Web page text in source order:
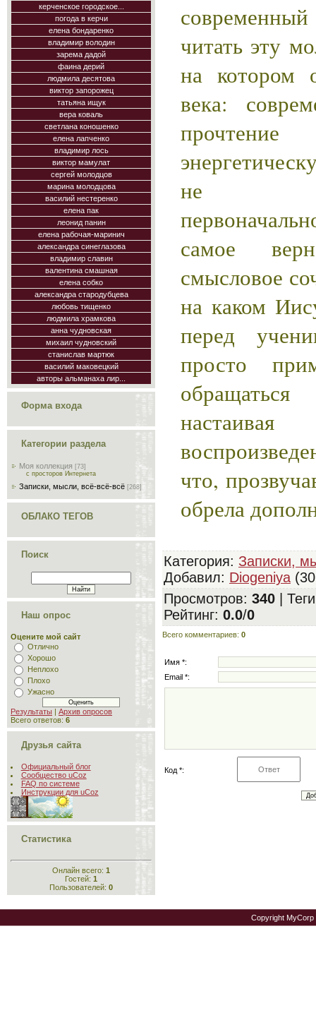
керченское городское...
погода в керчи
елена бондаренко
владимир володин
зарема дадой
фаина дерий
людмила десятова
виктор запорожец
татьяна ищук
вера коваль
светлана коношенко
елена лапченко
владимир лось
виктор мамулат
сергей молодцов
марина молодцова
василий нестеренко
елена пак
леонид панин
елена рабочая-маринич
александра синеглазова
владимир славин
валентина смашная
елена собко
александра стародубцева
любовь тищенко
людмила храмкова
анна чудновская
михаил чудновский
станислав мартюк
василий маковецкий
авторы альманаха лир...
Форма входа
Категории раздела
Моя коллекция [73]
с просторов Интернета
Записки, мысли, всё-всё-всё [268]
ОБЛАКО ТЕГОВ
Поиск
Наш опрос
Оцените мой сайт
Отлично
Хорошо
Неплохо
Плохо
Ужасно
Результаты | Архив опросов
Всего ответов: 6
Друзья сайта
Официальный блог
Сообщество uCoz
FAQ по системе
Инструкции для uCoz
Статистика
Онлайн всего: 1
Гостей: 1
Пользователей: 0
читать эту
на котором
века:
не
самое
смысловое
на каком
перед
просто
что,
обрела
Категория: Записки,
Добавил: Diogeniya
Просмотров: 340 | Теги
Рейтинг: 0.0/0
Всего комментариев: 0
Имя *:
Email *:
Код *:
Copyright MyCorp